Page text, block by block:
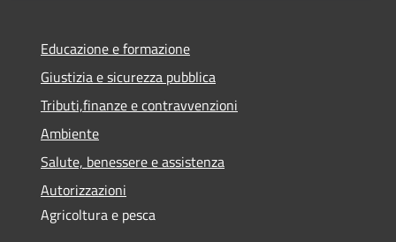
Educazione e formazione
Giustizia e sicurezza pubblica
Tributi,finanze e contravvenzioni
Ambiente
Salute, benessere e assistenza
Autorizzazioni
Agricoltura e pesca